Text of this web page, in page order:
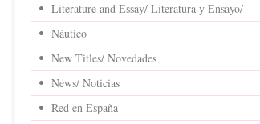
Literature and Essay/ Literatura y Ensayo/
Náutico
New Titles/ Novedades
News/ Noticias
Red en España